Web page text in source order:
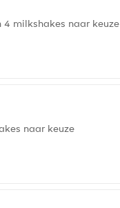
4 milkshakes naar keuze
naar keuze